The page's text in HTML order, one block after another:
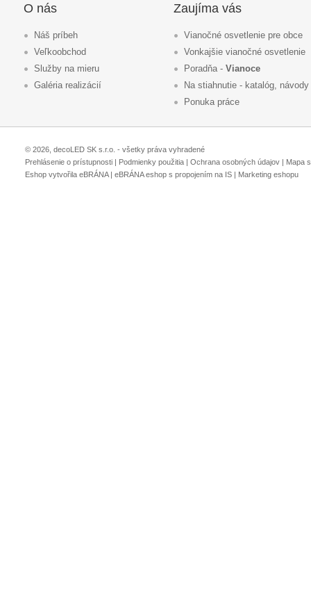
O nás
Náš príbeh
Veľkoobchod
Služby na mieru
Galéria realizácií
Zaujíma vás
Vianočné osvetlenie pre obce
Vonkajšie vianočné osvetlenie
Poradňa - Vianoce
Na stiahnutie - katalóg, návody
Ponuka práce
© 2026, decoLED SK s.r.o. - všetky práva vyhradené
Prehlásenie o prístupnosti | Podmienky použitia | Ochrana osobných údajov | Mapa
Eshop vytvořila eBRÁNA| eBRÁNA eshop s propojením na IS | Marketing eshopu